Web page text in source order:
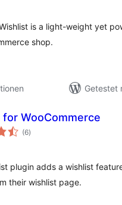
is a light-weight yet
shop.
Getestet
WooCommerce
(6Bewertungen
insgesamt
)
plugin adds a wishlist
their wishlist page.